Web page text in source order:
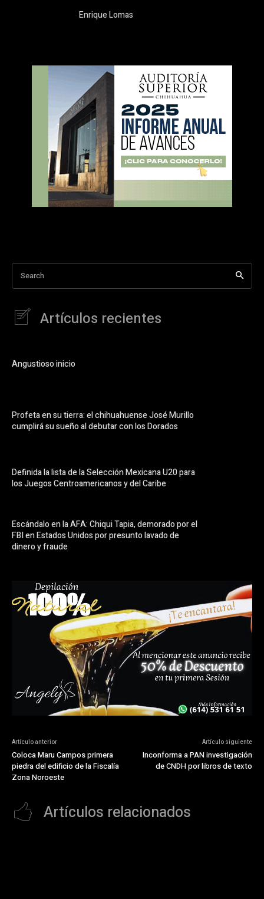
Enrique Lomas
Search
Artículos recientes
Angustioso inicio
Profeta en su tierra: el chihuahuense José Murillo
cumplirá su sueño al debutar con los Dorados
Definida la lista de la Selección Mexicana U20 para
los Juegos Centroamericanos y del Caribe
Escándalo en la AFA: Chiqui Tapia, demorado por el
FBI en Estados Unidos por presunto lavado de
dinero y fraude
Artículo anterior
Coloca Maru Campos primera
piedra del edificio de la Fiscalía
Zona Noroeste
Artículo siguiente
Inconforma a PAN investigación
de CNDH por libros de texto
Artículos relacionados